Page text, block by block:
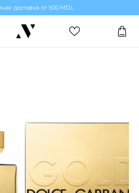
доставка от 500 MDL
вода для женщин